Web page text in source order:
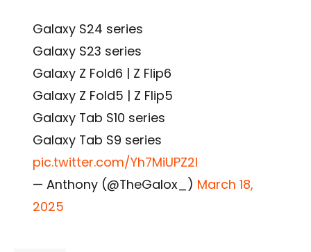
Galaxy S24 series
Galaxy S23 series
Galaxy Z Fold6 | Z Flip6
Galaxy Z Fold5 | Z Flip5
Galaxy Tab S10 series
Galaxy Tab S9 series
pic.twitter.com/Yh7MiUPZ2I
— Anthony (@TheGalox_) March 18,
2025